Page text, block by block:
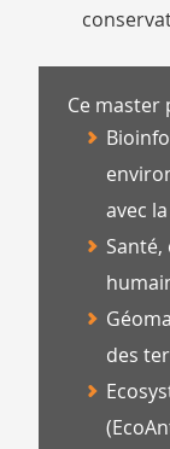
Ce master
avec
des